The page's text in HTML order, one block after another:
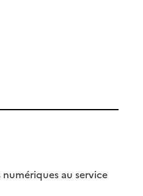
au service